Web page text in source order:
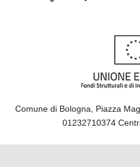
Comune di Bologna, Piazza
01232710374